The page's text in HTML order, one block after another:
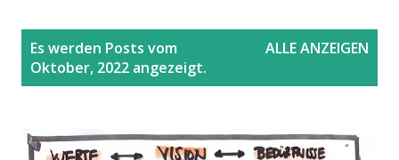
Es werden Posts vom
Oktober, 2022 angezeigt.
ALLE ANZEIGEN